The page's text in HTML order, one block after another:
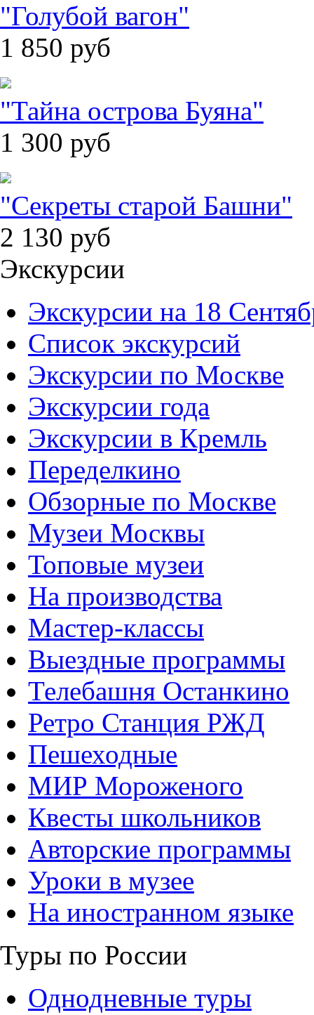
"Голубой вагон"
1 850 руб
"Тайна острова Буяна"
1 300 руб
"Секреты старой Башни"
2 130 руб
Экскурсии
Экскурсии на 18
Список экскурсий
Экскурсии по Москве
Экскурсии года
Экскурсии в Кремль
Переделкино
Обзорные по Москве
Музеи Москвы
Топовые музеи
На производства
Мастер-классы
Выездные программы
Телебашня Останкино
Ретро Станция РЖД
Пешеходные
МИР Мороженого
Квесты школьников
Авторские программы
Уроки в музее
На иностранном языке
Туры по России
Однодневные туры